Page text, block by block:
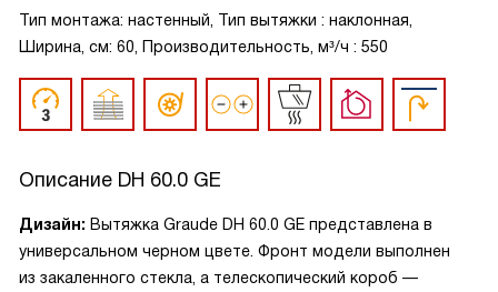
Тип монтажа: настенный, Тип вытяжки : наклонная,
Ширина, см: 60, Производительность, м³/ч : 550
Описание DH 60.0 GE
Дизайн: Вытяжка Graude DH 60.0 GE представлена в
универсальном черном цвете. Фронт модели выполнен
из закаленного стекла, а телескопический короб —